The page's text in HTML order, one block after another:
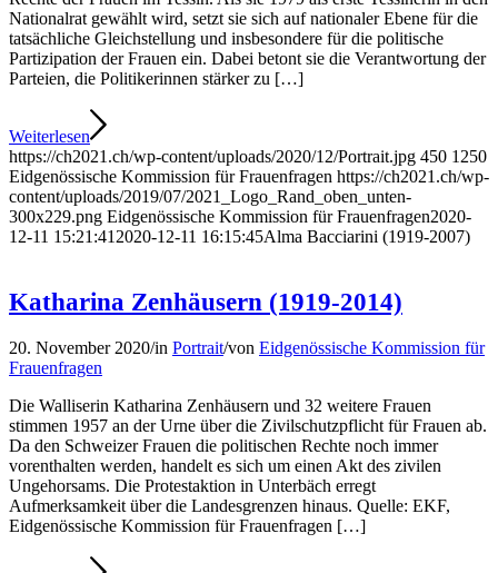
Nationalrat gewählt wird, setzt sie sich auf nationaler Ebene für die
tatsächliche Gleichstellung und insbesondere für die politische
Partizipation der Frauen ein. Dabei betont sie die Verantwortung der
Parteien, die Politikerinnen stärker zu […]
Weiterlesen
https://ch2021.ch/wp-content/uploads/2020/12/Portrait.jpg 450 1250
Eidgenössische Kommission für Frauenfragen https://ch2021.ch/wp-
content/uploads/2019/07/2021_Logo_Rand_oben_unten-
300x229.png Eidgenössische Kommission für Frauenfragen2020-
12-11 15:21:41 2020-12-11 16:15:45Alma Bacciarini (1919-2007)
Katharina Zenhäusern (1919-2014)
20. November 2020/in Portrait/von Eidgenössische Kommission für
Frauenfragen
Die Walliserin Katharina Zenhäusern und 32 weitere Frauen
stimmen 1957 an der Urne über die Zivilschutzpflicht für Frauen ab.
Da den Schweizer Frauen die politischen Rechte noch immer
vorenthalten werden, handelt es sich um einen Akt des zivilen
Ungehorsams. Die Protestaktion in Unterbäch erregt
Aufmerksamkeit über die Landesgrenzen hinaus. Quelle: EKF,
Eidgenössische Kommission für Frauenfragen […]